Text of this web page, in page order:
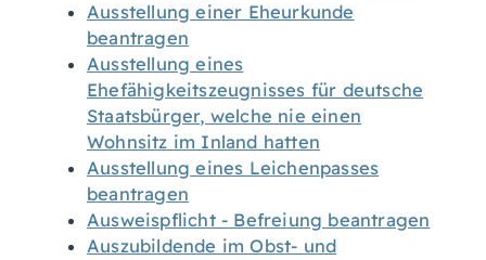
Ausstellung einer Eheurkunde
beantragen
Ausstellung eines
Ehefähigkeitszeugnisses für deutsche
Staatsbürger, welche nie einen
Wohnsitz im Inland hatten
Ausstellung eines Leichenpasses
beantragen
Ausweispflicht - Befreiung beantragen
Auszubildende im Obst- und